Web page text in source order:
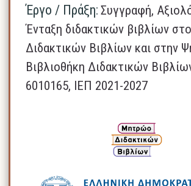
Έργο / Πράξη: Συγγραφή,
Ένταξη διδακτικών βιβλίων
Διδακτικών Βιβλίων και στην
Βιβλιοθήκη Διδακτικών
6010165, ΙΕΠ 2021-2027